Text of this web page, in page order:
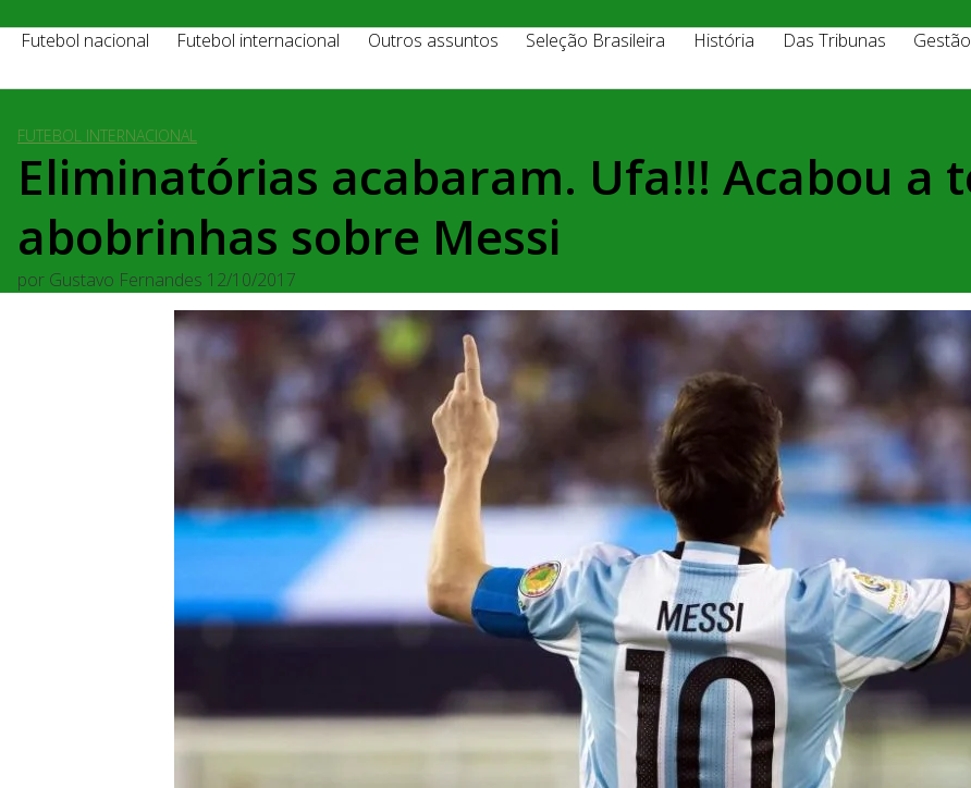
Futebol nacional Futebol internacional Outros assuntos Seleção Brasileira História Das Tribunas
FUTEBOL INTERNACIONAL
Eliminatórias acabaram. Ufa!!! Acabou a
abobrinhas sobre Messi
por Gustavo Fernandes 12/10/2017